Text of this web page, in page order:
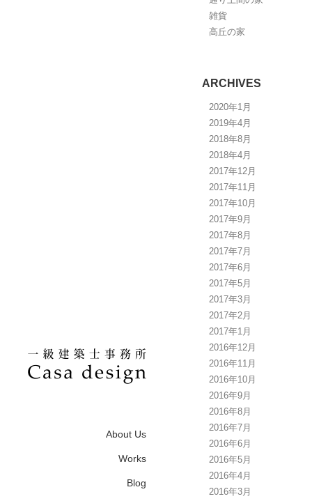
About Us
Works
Blog
雑貨
高丘の家
ARCHIVES
2020年1月
2019年4月
2018年8月
2018年4月
2017年12月
2017年11月
2017年10月
2017年9月
2017年8月
2017年7月
2017年6月
2017年5月
2017年3月
2017年2月
2017年1月
2016年12月
2016年11月
2016年10月
2016年9月
2016年8月
2016年7月
2016年6月
2016年5月
2016年4月
2016年3月